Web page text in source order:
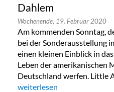
Dahlem
Wochenende, 19. Februar 2020
Am kommenden Sonntag,
bei der Sonderausstellung
einen kleinen Einblick in
Leben der amerikanischen
Deutschland werfen. Little
„Little America im Alliierten
weiterlesen